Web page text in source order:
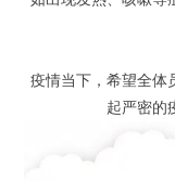
疫情当下，希望全体
起严密的